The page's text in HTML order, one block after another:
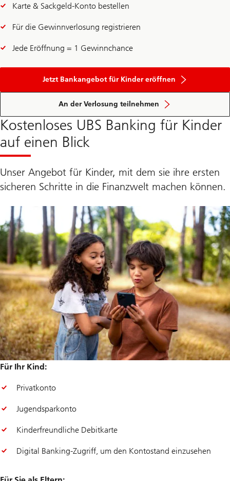
Karte & Sackgeld-Konto bestellen
Für die Gewinnverlosung registrieren
Jede Eröffnung = 1 Gewinnchance
Jetzt Bankangebot für Kinder eröffnen
An der Verlosung teilnehmen
Kostenloses UBS Banking für Kinder
auf einen Blick
Unser Angebot für Kinder, mit dem sie ihre ersten
sicheren Schritte in die Finanzwelt machen können.
Für Ihr Kind:
Privatkonto
Jugendsparkonto
Kinderfreundliche Debitkarte
Digital Banking-Zugriff, um den Kontostand einzusehen